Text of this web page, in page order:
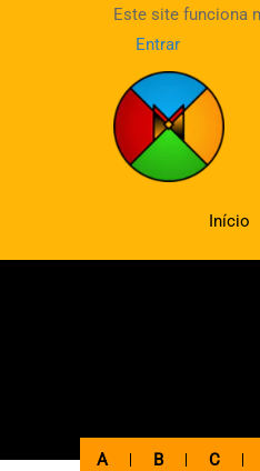
Este site funciona
Entrar
Início
A B C